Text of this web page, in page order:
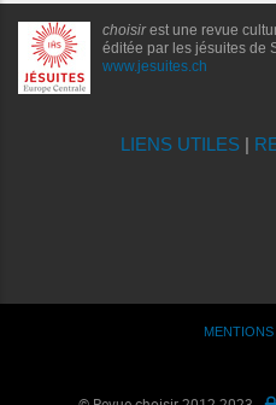
choisirest une revue
éditée par les jésuites de
www.jesuites.ch
LIENS UTILES|